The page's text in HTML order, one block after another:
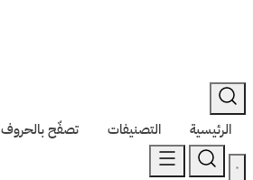
الرئيسية التصنيفات تصفّح بالحروف